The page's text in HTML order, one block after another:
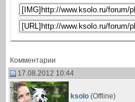
Комментарии
17.08.2012 10:44
ksolo (Offline)